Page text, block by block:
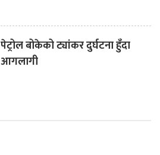
पेट्रोल बोकेको ट्यांकर दुर्घटना हुँदा
आगलागी